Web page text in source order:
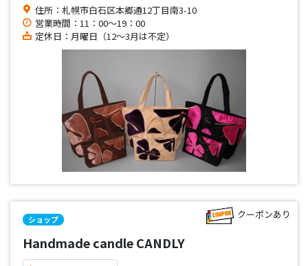
住所：札幌市白石区本郷通12丁目南3-10
営業時間：11：00～19：00
定休日：月曜日（12～3月は不定）
ショップ
Handmade candle CANDLY
クーポンあり